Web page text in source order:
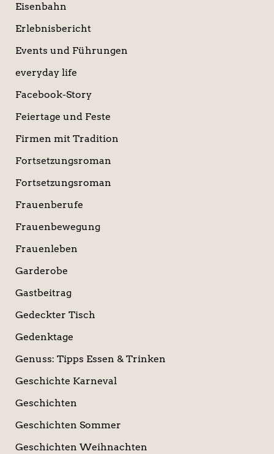
Eisenbahn
Erlebnisbericht
Events und Führungen
everyday life
Facebook-Story
Feiertage und Feste
Firmen mit Tradition
Fortsetzungsroman
Fortsetzungsroman
Frauenberufe
Frauenbewegung
Frauenleben
Garderobe
Gastbeitrag
Gedeckter Tisch
Gedenktage
Genuss: Tipps Essen & Trinken
Geschichte Karneval
Geschichten
Geschichten Sommer
Geschichten Weihnachten